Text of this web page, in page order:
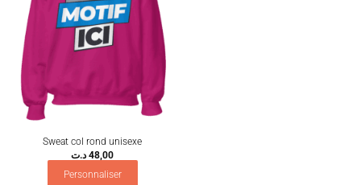
Sweat col rond unisexe
48,00 د.ت
Personnaliser